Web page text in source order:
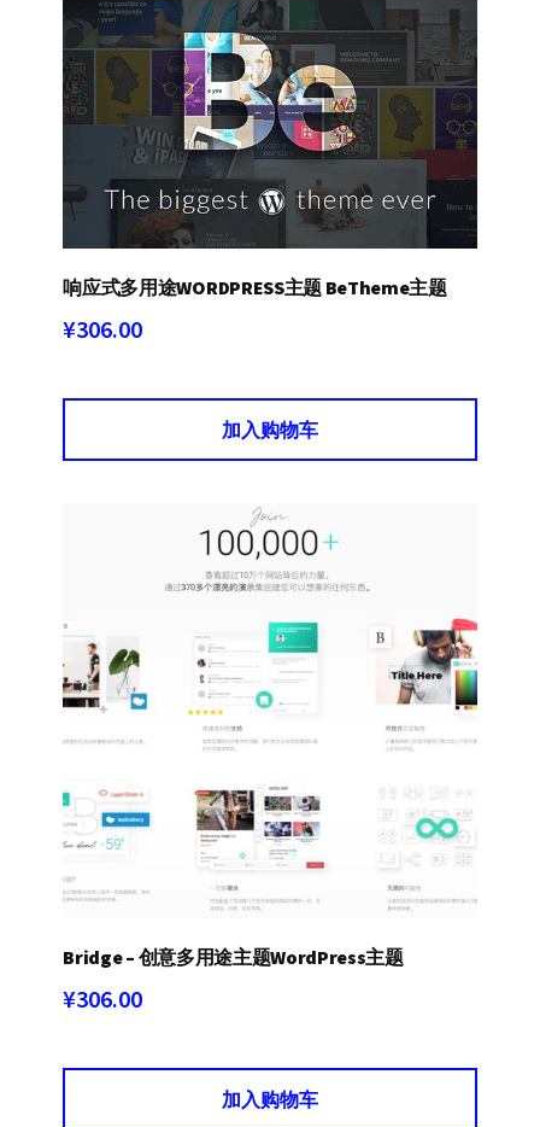
响应式多用途WORDPRESS主题 BeTheme主题
¥306.00
加入购物车
Bridge – 创意多用途主题WordPress主题
¥306.00
加入购物车